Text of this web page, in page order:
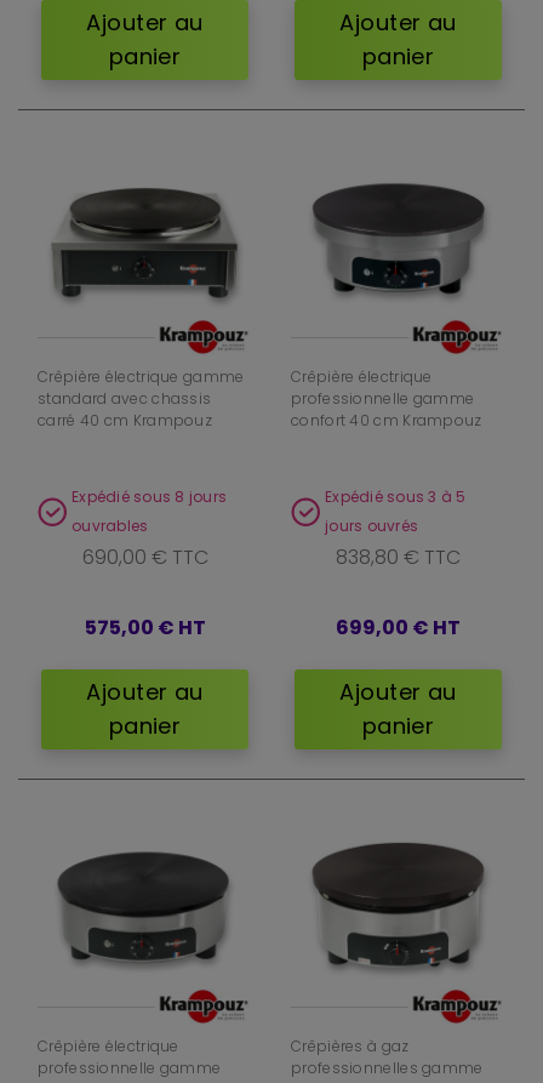
Ajouter au
panier
Ajouter au
panier
Crêpière électrique gamme
standard avec chassis
carré 40 cm Krampouz
Expédié sous 8 jours
ouvrables
690,00 € TTC
575,00 € HT
Ajouter au
panier
Crêpière électrique
professionnelle gamme
confort 40 cm Krampouz
Expédié sous 3 à 5
jours ouvrés
838,80 € TTC
699,00 € HT
Ajouter au
panier
Crêpière électrique
professionnelle gamme
Crêpières à gaz
professionnelles gamme